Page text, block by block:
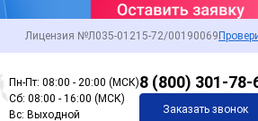
Лицензия №Л035-01215-72/00190069
Пн-Пт: 08:00 - 20:00 (МСК)
Сб: 08:00 - 16:00 (МСК)
Вс: Выходной
8 (800) 301-78-
Заказать звонок